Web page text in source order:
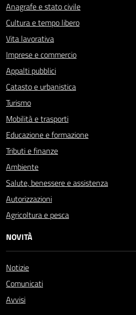
Anagrafe e stato civile
Cultura e tempo libero
Vita lavorativa
Imprese e commercio
Appalti pubblici
Catasto e urbanistica
Turismo
Mobilità e trasporti
Educazione e formazione
Tributi e finanze
Ambiente
Salute, benessere e assistenza
Autorizzazioni
Agricoltura e pesca
NOVITÀ
Notizie
Comunicati
Avvisi